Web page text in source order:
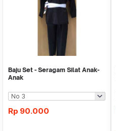
Baju Set - Seragam Silat Anak-
Anak
Rp 90.000